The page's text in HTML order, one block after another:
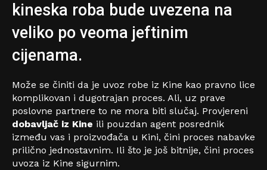
kineska roba bude uvezena na
veliko po veoma jeftinim
cijenama.
Može se činiti da je uvoz robe iz Kine kao pravno lice
komplikovan i dugotrajan proces. Ali, uz prave
poslovne partnere to ne mora biti slučaj. Provjereni
dobavljač iz Kine ili pouzdan agent posrednik
između vas i proizvođača u Kini, čini proces nabavke
prilično jednostavnim. Ili što je još bitnije, čini proces
uvoza iz Kine sigurnim.